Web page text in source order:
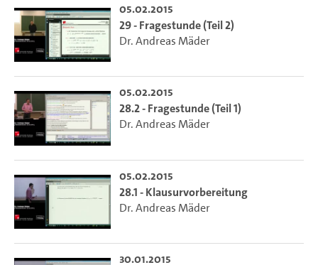
05.02.2015
29 - Fragestunde (Teil 2)
Dr. Andreas Mäder
05.02.2015
28.2 - Fragestunde (Teil 1)
Dr. Andreas Mäder
05.02.2015
28.1 - Klausurvorbereitung
Dr. Andreas Mäder
30.01.2015